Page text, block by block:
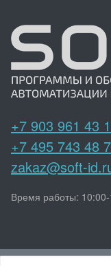
+7 903 961 43
+7 495 743 48
zakaz@soft-
Время работы: